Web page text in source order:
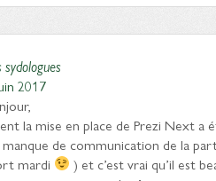
sydologues
2017
la mise en place de Prezi Next a
manque de communication de la
mardi
) et c’est vrai qu’il est